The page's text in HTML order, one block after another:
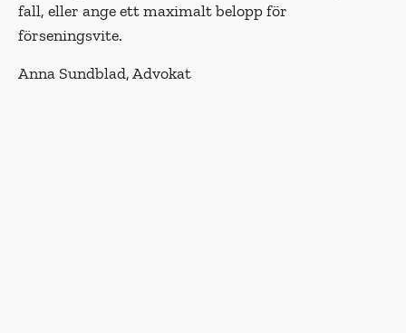
fall, eller ange ett maximalt belopp för
förseningsvite.
Anna Sundblad, Advokat